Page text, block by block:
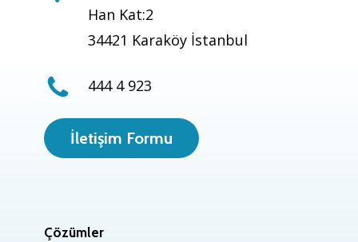
Han Kat:2
34421 Karaköy İstanbul
444 4 923
İletişim Formu
Çözümler